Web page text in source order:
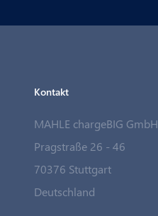
Kontakt
MAHLE chargeBIG GmbH
Pragstraße 26 - 46
70376 Stuttgart
Deutschland